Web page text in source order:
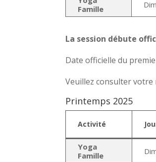
Famille
La session débute
Date officielle du
Veuillez consulter votre
Printemps 2025
Activité
Yoga
Famille